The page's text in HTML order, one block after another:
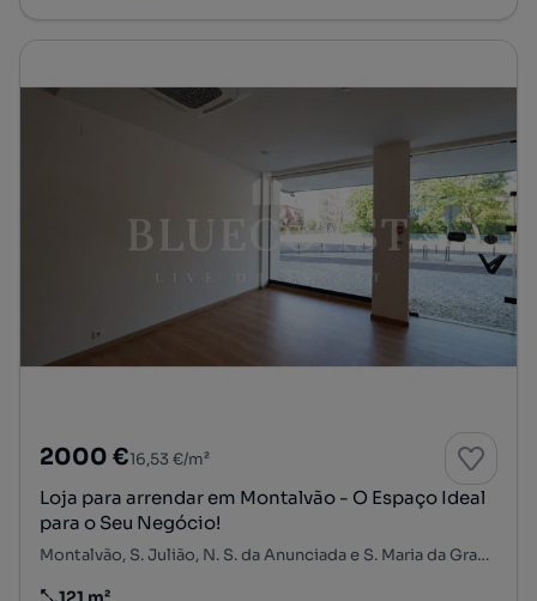
2000 €16,53 €/m²
Loja para arrendar em Montalvão - O Espaço Ideal
para o Seu Negócio!
Montalvão, S. Julião, N. S. da Anunciada e S. Maria da Graça, Setúbal, Setúbal